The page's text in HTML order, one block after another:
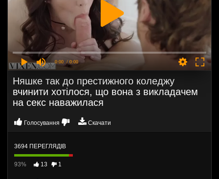
0:00 / 0:00
Няшке так до престижного коледжу
вчинити хотілося, що вона з викладачем
на секс наважилася
Голосування Скачати
3694 ПЕРЕГЛЯДІВ
93% 13 1